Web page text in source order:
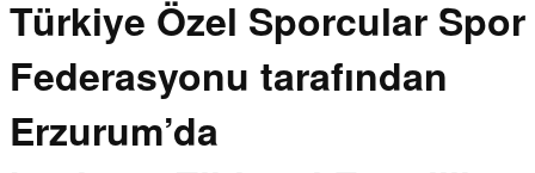
Türkiye Özel Sporcular Spor
Federasyonu tarafından
Erzurum’da